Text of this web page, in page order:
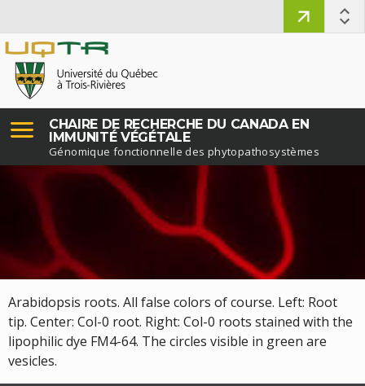
CHAIRE DE RECHERCHE DU CANADA EN
IMMUNITÉ VÉGÉTALE
Génomique fonctionnelle des phytopathosystèmes
Arabidopsis roots. All false colors of course. Left: Root
tip. Center: Col-0 root. Right: Col-0 roots stained with the
lipophilic dye FM4-64. The circles visible in green are
vesicles.